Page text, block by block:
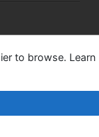
to browse. Learn